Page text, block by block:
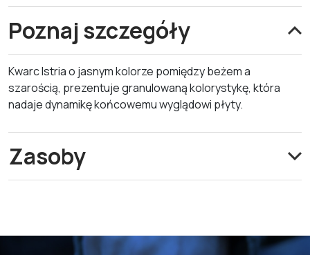
Poznaj szczegóły
Kwarc Istria o jasnym kolorze pomiędzy beżem a
szarością, prezentuje granulowaną kolorystykę, która
nadaje dynamikę końcowemu wyglądowi płyty.
Zasoby